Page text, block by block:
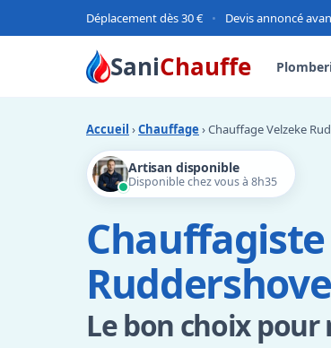
Déplacement dès 30 € • Devis annoncé
SaniChauffe
Accueil ›Chauffage › Chauffage Velzeke
Artisan disponible
Disponible chez vous à 8h35
Ruddershove
Le bon choix